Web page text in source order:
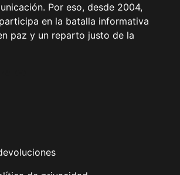
Por eso, desde 2004,
en la batalla informativa
paz y un reparto justo de la